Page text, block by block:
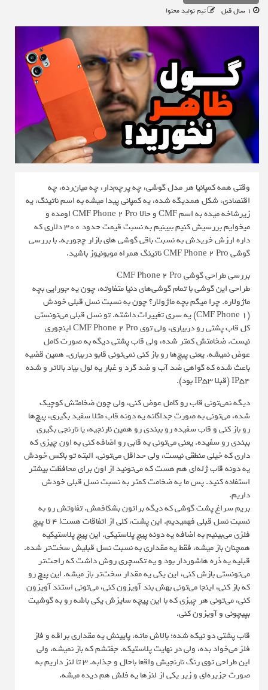
تیم تولید محتوا
وقتی همه کمپانیا هر مدل گوشی، چه پرچم‌دار، چه میان‌رده، چه
اقتصادی، شکل همدیگه شده، یه کمپانی پیدا میشه به اسم ناتینگ، یه
زیرشاخه میده به اسم CMF و حالا CMF Phone 2 Pro اومده و
میخوایم بررسیش کنیم ببینیم به نسبت قیمت حدود 300 دلاری که
داره ارزش خریدش به نسبت باقی گوشی های بازار چجوریه. با بررسی
گوشی CMF Phone 2 Pro ناتینگ همراه موبونیوز باشید.
بررسی طراحی گوشی CMF Phone 2 Pro
طراحی این گوشی با تمام گوشی‌های دنیا متفاوته، چون یه جورایی بچه
ماژولاره. چرا میگم بچه ماژولار؟ چون به نسبت نسل قبلی خودش
(CMF Phone 1) یه سری تغییرات داشته. تو نسل قبلی می‌تونستی
کل قاب پشتی رو دربیاری، ولی توی CMF Phone 2 Pro اینجوری
نیست. ضخامتش کمتر شده، ولی قاب پشتی دیگه به صورت کامل
عوض نمیشه. یعنی پیچ‌ها رو باز کنی نمی‌تونی قابو دربیاری. همین قضیه
باعث شده که گواهی ضد آب و ضد گرد و غبار یه لول بیاد بالاتر و شده
IP54 (قبلا IP53 بود).
دیگه نمی‌تونی قاب رو کامل عوض کنی، ولی چون ضخامتش کوچیک
شده، می‌تونی به صورت جداگانه یه دونه قاب مثلا سفید بگیری، پیچ‌ها
رو باز کنی و قاب سفیده رو ببندی رو همین نارنجیه، یا نارنجی بگیری
ببندی رو سفیده. یعنی می‌تونی یه قابی رو اضافه کنی به اون چیزی که
داری که خیلی منطقی نیست، ولی حداقل می‌تونی. البته تو باکس خودش
یه دونه قاب ژله‌ای هم هست که می‌تونید از اون برای محافظت بیشتر
استفاده کنید. پس ما یه ضخامت کمتر به نسبت نسل قبلی خودش
داریم.
بریم سراغ پشت گوشی که دیگه براتون بشکافمش. تفاوتش رو به
نسبت نسل قبلی فهمیدیم. این پشت، کلی از اتفاقات هست! ۴ تا پیچ
فلزی می‌بینیم به اضافه یه دونه پیچ پلاستیکی. این پیچ پلاستیکیه
همچنان باز میشه، فقط یه مقداری به نسبت نسل قبلیش سخت‌تر شده.
قبلیه یه ذره هاشوردار بود و یه تکسچری روش داشت که راحت‌تر
می‌تونستی بازش کنی، این یکی یه مقدار سخت‌تر باز میشه. این پیچ رو
که باز کنی، اینجا می‌تونی بهش بند آویزون کنی، می‌تونی استند آویزون
کنی، می‌تونی هر چیزی که با این پیچه سایزش یکی باشه رو به گوشیت
بپیچونی و آویزون کنی.
قاب پشتی دو تیکه شده؛ بالاش ماته، پایینش یه مقداری براقه و فاز
فلز می‌خواد بده، ولی در نهایت پلاستیکه. جفتشم که باز نمیشه، ولی
این طراحی توی رنگ نارنجیش واقعا باحال و جذابه. ۳ تا لنز داریم به
صورت جزیره‌ای و زیر یکی از لنزها یه فلش هم دیده میشه.